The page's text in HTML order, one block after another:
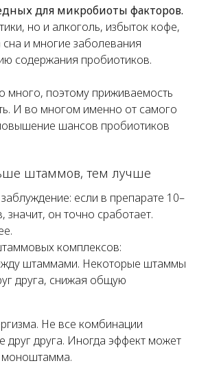
для микробиоты факторов.
но и алкоголь, избыток кофе,
и многие заболевания
содержания пробиотиков.
много, поэтому приживаемость
И во многом именно от самого
шансов пробиотиков
штаммов, тем лучше
если в препарате 10–
он точно сработает.
комплексов:
штаммами. Некоторые штаммы
друга, снижая общую
Не все комбинации
друг друга. Иногда эффект может
моноштамма.